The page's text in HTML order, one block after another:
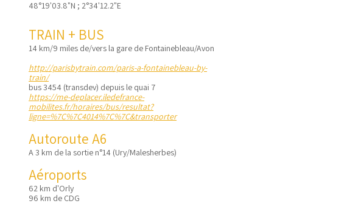
48°19'03.8"N ; 2°34'12.2"E
TRAIN + BUS
14 km/9 miles de/vers la gare de Fontainebleau/Avon
http://parisbytrain.com/paris-a-fontainebleau-by-
train/
bus 3454 (transdev) depuis le quai 7
https://me-deplacer.iledefrance-
mobilites.fr/horaires/bus/resultat?
ligne=%7C%7C4014%7C%7C&transporter
Autoroute A6
A 3 km de la sortie n°14 (Ury/Malesherbes)
Aéroports
62 km d'Orly
96 km de CDG